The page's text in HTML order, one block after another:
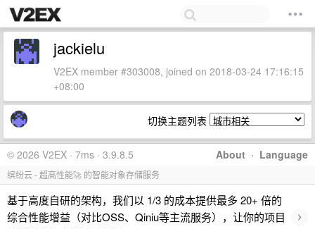
jackielu
V2EX member #303008, joined on 2018-03-24 17:16:15
+08:00
切换主题列表
About · Language
© 2026 V2EX · 7ms · 3.9.8.5
缤纷云 - 超高性能🚀 的智能对象存储服务
基于高度自研的架构，我们以 1/3 的成本提供最多 20+ 倍的
综合性能增益（对比OSS、Qiniu等主流服务），让你的项目
›